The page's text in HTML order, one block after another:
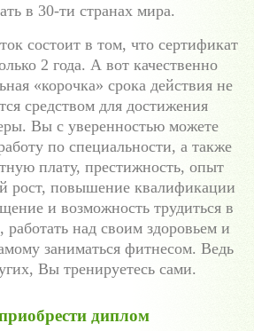
в 30-ти странах мира.
состоит в том, что сертификат
2 года. А вот качественно
«корочка» срока действия не
средством для достижения
Вы с уверенностью можете
по специальности, а также
плату, престижность, опыт
рост, повышение квалификации
и возможность трудиться в
работать над своим здоровьем и
заниматься фитнесом. Ведь
Вы тренируетесь сами.
диплом